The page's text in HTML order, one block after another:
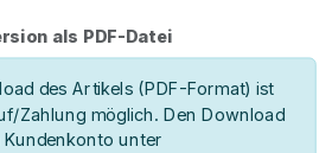
als PDF-Datei
des Artikels (PDF-Format) ist
Zahlung möglich. Den Download
unter